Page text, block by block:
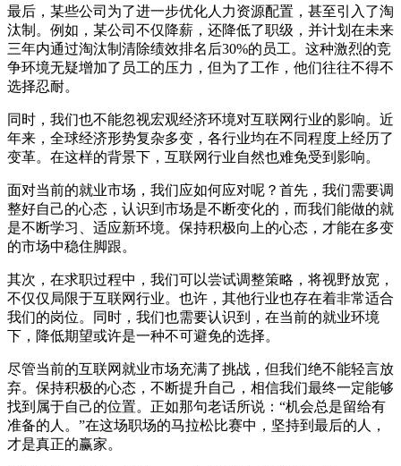
最后，某些公司为了进一步优化人力资源配置，甚至引入了淘
汰制。例如，某公司不仅降薪，还降低了职级，并计划在未来
三年内通过淘汰制清除绩效排名后30%的员工。这种激烈的竞
争环境无疑增加了员工的压力，但为了工作，他们往往不得不
选择忍耐。
同时，我们也不能忽视宏观经济环境对互联网行业的影响。近
年来，全球经济形势复杂多变，各行业均在不同程度上经历了
变革。在这样的背景下，互联网行业自然也难免受到影响。
面对当前的就业市场，我们应如何应对呢？首先，我们需要调
整好自己的心态，认识到市场是不断变化的，而我们能做的就
是不断学习、适应新环境。保持积极向上的心态，才能在多变
的市场中稳住脚跟。
其次，在求职过程中，我们可以尝试调整策略，将视野放宽，
不仅仅局限于互联网行业。也许，其他行业也存在着非常适合
我们的岗位。同时，我们也需要认识到，在当前的就业环境
下，降低期望或许是一种不可避免的选择。
尽管当前的互联网就业市场充满了挑战，但我们绝不能轻言放
弃。保持积极的心态，不断提升自己，相信我们最终一定能够
找到属于自己的位置。正如那句老话所说：“机会总是留给有
准备的人。”在这场职场的马拉松比赛中，坚持到最后的人，
才是真正的赢家。